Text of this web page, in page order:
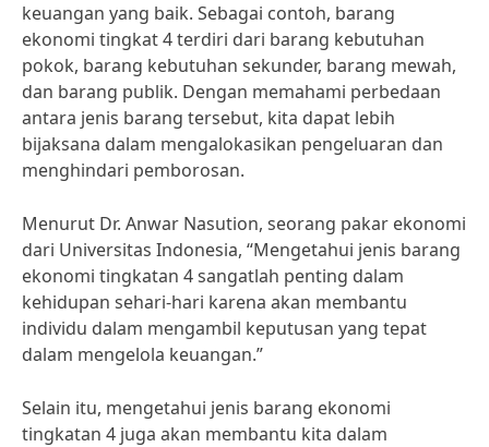
keuangan yang baik. Sebagai contoh, barang
ekonomi tingkat 4 terdiri dari barang kebutuhan
pokok, barang kebutuhan sekunder, barang mewah,
dan barang publik. Dengan memahami perbedaan
antara jenis barang tersebut, kita dapat lebih
bijaksana dalam mengalokasikan pengeluaran dan
menghindari pemborosan.
Menurut Dr. Anwar Nasution, seorang pakar ekonomi
dari Universitas Indonesia, “Mengetahui jenis barang
ekonomi tingkatan 4 sangatlah penting dalam
kehidupan sehari-hari karena akan membantu
individu dalam mengambil keputusan yang tepat
dalam mengelola keuangan.”
Selain itu, mengetahui jenis barang ekonomi
tingkatan 4 juga akan membantu kita dalam